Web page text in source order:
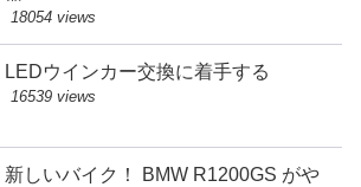
18054 views
LEDウインカー交換に着手する
16539 views
新しいバイク！ BMW R1200GS がや